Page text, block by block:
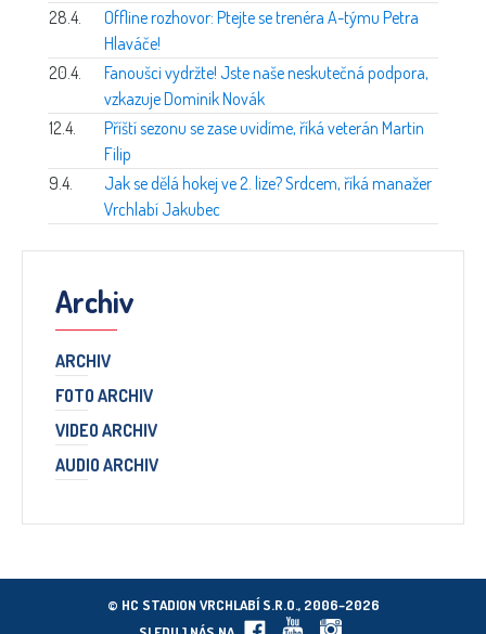
28.4.
Offline rozhovor: Ptejte se trenéra A-týmu Petra
Hlaváče!
20.4.
Fanoušci vydržte! Jste naše neskutečná podpora,
vzkazuje Dominik Novák
12.4.
Příští sezonu se zase uvidíme, říká veterán Martin
Filip
9.4.
Jak se dělá hokej ve 2. lize? Srdcem, říká manažer
Vrchlabí Jakubec
Archiv
ARCHIV
FOTO ARCHIV
VIDEO ARCHIV
AUDIO ARCHIV
© HC STADION VRCHLABÍ S.R.O., 2006–2026